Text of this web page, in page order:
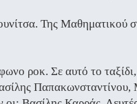
Της Μαθηματικού
ροκ. Σε αυτό το